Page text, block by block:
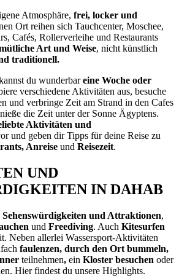
Atmosphäre, frei, locker und
Ort reihen sich Tauchcenter, Moschee,
Cafés, Rollerverleihe und Restaurants
Art und Weise, nicht künstlich
traditionell.
du wunderbareine Woche oder
verschiedene Aktivitäten aus, besuche
und verbringe Zeit am Strand in den Cafes
die Zeit unter der Sonne Ägyptens.
Aktivitäten und
und geben dir Tipps für deine Reise zu
Anreise und Reisezeit.
UND
IN DAHAB
Sehenswürdigkeiten und Attraktionen,
und Freediving. Auch Kitesurfen
Neben allerlei Wassersport-Aktivitäten
faulenzen, durch den Ort bummeln,
teilnehmen, ein Kloster besuchen oder
Hier findest du unsere Highlights.